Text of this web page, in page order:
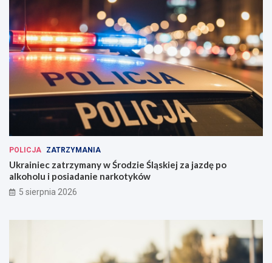
POLICJA ZATRZYMANIA
Ukrainiec zatrzymany w Środzie Śląskiej za jazdę po
alkoholu i posiadanie narkotyków
5 sierpnia 2026